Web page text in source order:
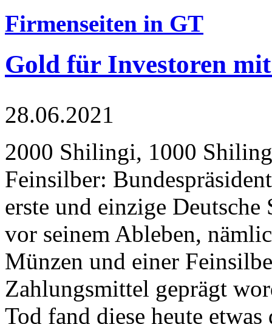
Firmenseiten in GT
Gold für Investoren
28.06.2021
2000 Shilingi, 1000
Feinsilber:
erste und einzige Deutsche
vor seinem Ableben,
Münzen und einer
Zahlungsmittel geprägt
Tod fand diese heute